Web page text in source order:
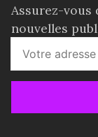
Assurez-
nouvelles